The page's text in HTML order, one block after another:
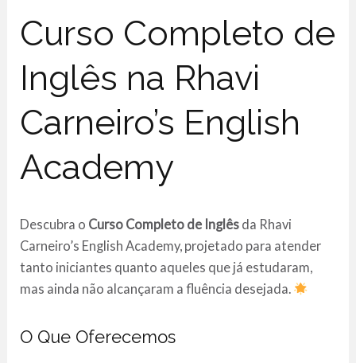
Curso Completo de
Inglês na Rhavi
Carneiro’s English
Academy
Descubra o Curso Completo de Inglês da Rhavi
Carneiro’s English Academy, projetado para atender
tanto iniciantes quanto aqueles que já estudaram,
mas ainda não alcançaram a fluência desejada.
O Que Oferecemos